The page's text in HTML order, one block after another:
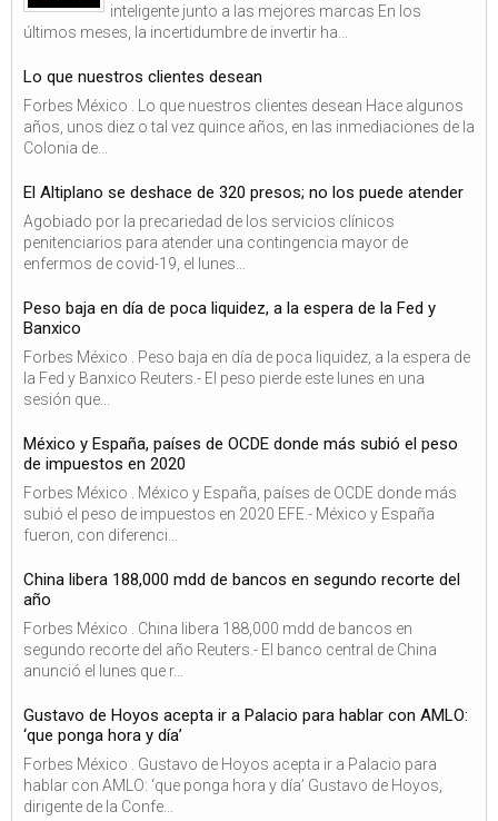
inteligente junto a las mejores marcas En los
últimos meses, la incertidumbre de invertir ha...
Lo que nuestros clientes desean
Forbes México . Lo que nuestros clientes desean Hace algunos
años, unos diez o tal vez quince años, en las inmediaciones de la
Colonia de...
El Altiplano se deshace de 320 presos; no los puede atender
Agobiado por la precariedad de los servicios clínicos
penitenciarios para atender una contingencia mayor de
enfermos de covid-19, el lunes...
Peso baja en día de poca liquidez, a la espera de la Fed y
Banxico
Forbes México . Peso baja en día de poca liquidez, a la espera de
la Fed y Banxico Reuters.- El peso pierde este lunes en una
sesión que...
México y España, países de OCDE donde más subió el peso
de impuestos en 2020
Forbes México . México y España, países de OCDE donde más
subió el peso de impuestos en 2020 EFE.- México y España
fueron, con diferenci...
China libera 188,000 mdd de bancos en segundo recorte del
año
Forbes México . China libera 188,000 mdd de bancos en
segundo recorte del año Reuters.- El banco central de China
anunció el lunes que r...
Gustavo de Hoyos acepta ir a Palacio para hablar con AMLO:
‘que ponga hora y día’
Forbes México . Gustavo de Hoyos acepta ir a Palacio para
hablar con AMLO: ‘que ponga hora y día’ Gustavo de Hoyos,
dirigente de la Confe...